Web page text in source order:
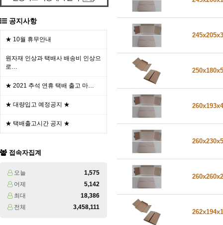
공지사항
★ 10월 휴무안내
원자재 인상과 택배사 배송비 인상으
로…
★ 2021 추석 연휴 택배 출고 마…
★ 대량입고 예정공지 ★
★ 택배출고시간 공지 ★
접속자집계
오늘
1,575
어제
5,142
최대
18,386
전체
3,458,111